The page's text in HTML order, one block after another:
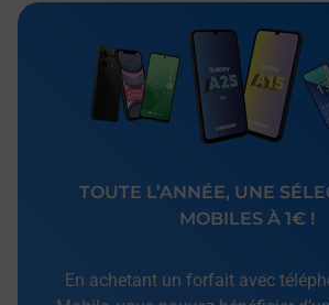
TOUTE L’ANNÉE, UNE
MOBILES À 1€ !
En achetant un forfait avec